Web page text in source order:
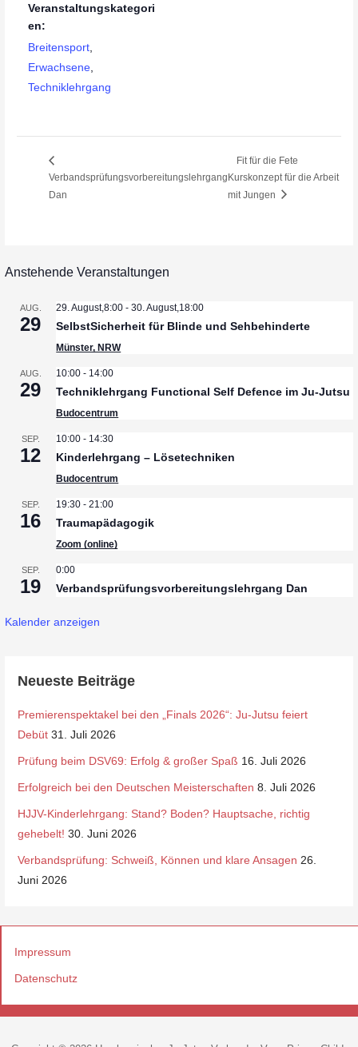
Veranstaltungskategori
en:
Breitensport
Erwachsene
Techniklehrgang
Verbandsprüfungsvorbereitungslehrgang
Dan
Fit für die Fete
Kurskonzept für die Arbeit
mit Jungen
Anstehende Veranstaltungen
AUG.
29
29. August,8:00 -30. August,18:00
SelbstSicherheit für Blinde und Sehbehinderte
Münster, NRW
AUG.
29
10:00 - 14:00
Techniklehrgang Functional Self Defence im Ju-Jutsu
Budocentrum
SEP.
12
10:00 - 14:30
Kinderlehrgang – Lösetechniken
Budocentrum
SEP.
16
19:30 -21:00
Traumapädagogik
Zoom (online)
SEP.
19
0:00
Verbandsprüfungsvorbereitungslehrgang Dan
Kalender anzeigen
Neueste Beiträge
Premierenspektakel bei den „Finals 2026“: Ju-Jutsu feiert
Debüt 31. Juli 2026
Prüfung beim DSV69: Erfolg & großer Spaß 16. Juli 2026
Erfolgreich bei den Deutschen Meisterschaften 8. Juli 2026
HJJV-Kinderlehrgang: Stand? Boden? Hauptsache, richtig
gehebelt! 30. Juni 2026
Verbandsprüfung: Schweiß, Können und klare Ansagen 26.
Juni 2026
Impressum
Datenschutz